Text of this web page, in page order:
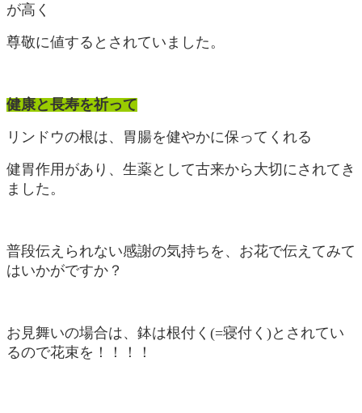
が高く
尊敬に値するとされていました。
健康と長寿を祈って
リンドウの根は、胃腸を健やかに保ってくれる
健胃作用があり、生薬として古来から大切にされてき
ました。
普段伝えられない感謝の気持ちを、お花で伝えてみて
はいかがですか？
お見舞いの場合は、鉢は根付く(=寝付く)とされてい
るので花束を！！！！